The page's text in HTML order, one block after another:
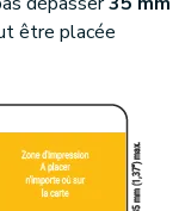
être placée